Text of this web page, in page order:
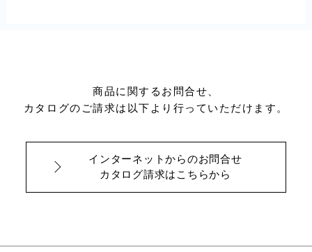
商品に関するお問合せ、
カタログのご請求は以下より行っていただけます。
インターネットからのお問合せ
カタログ請求はこちらから